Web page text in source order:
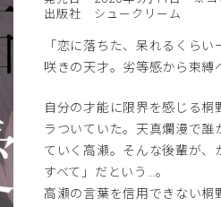
出版社 シュークリーム
「恋に落ちた、呆れるくら
咲きの天才。劣等感から束縛
自分の才能に限界を感じる桐
ラついていた。天真爛漫で
ていく高瀬。そんな後輩が、
すべて」だという…。
高瀬の言葉を信用できない桐